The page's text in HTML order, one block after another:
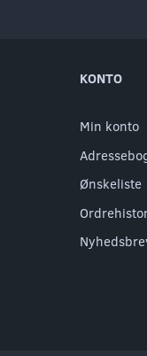
KONTO
Min konto
Ønskeliste